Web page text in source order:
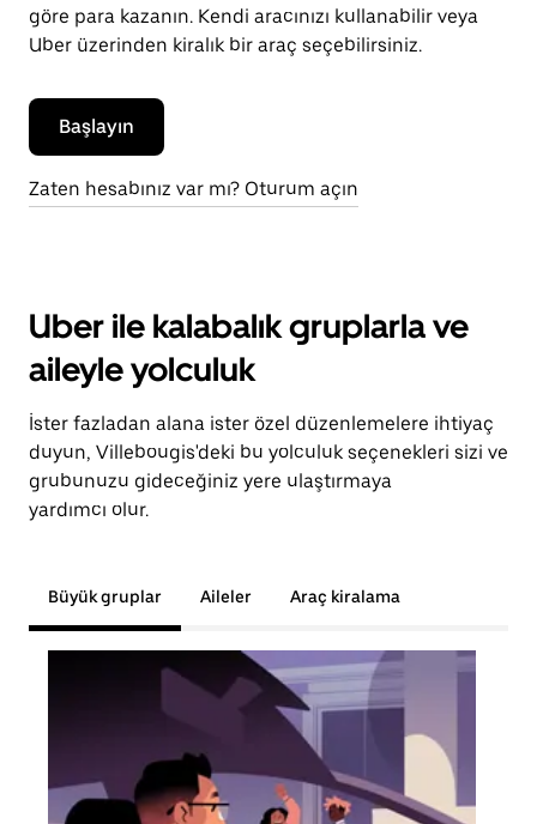
göre para kazanın. Kendi aracınızı kullanabilir veya
Uber üzerinden kiralık bir araç seçebilirsiniz.
Başlayın
Zaten hesabınız var mı? Oturum açın
Uber ile kalabalık gruplarla ve
aileyle yolculuk
İster fazladan alana ister özel düzenlemelere ihtiyaç
duyun, Villebougis'deki bu yolculuk seçenekleri sizi ve
grubunuzu gideceğiniz yere ulaştırmaya
yardımcı olur.
Büyük gruplar Aileler Araç kiralama